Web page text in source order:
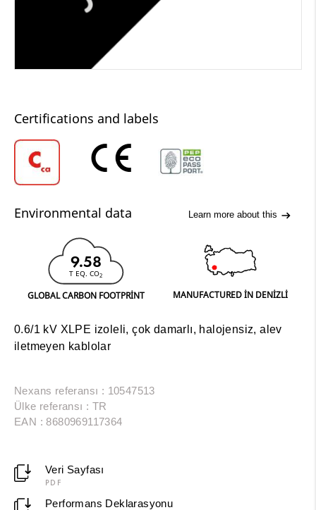
Certifications and labels
Environmental data Learn more about this
9.58
T EQ. CO2
GLOBAL CARBON FOOTPRINT MANUFACTURED IN DENIZLI
0.6/1 kV XLPE izoleli, çok damarlı, halojensiz, alev
iletmeyen kablolar
Nexans referansı : 10547513
Ülke referansı : TR
EAN : 8680969117364
Veri Sayfası
PDF
Performans Deklarasyonu